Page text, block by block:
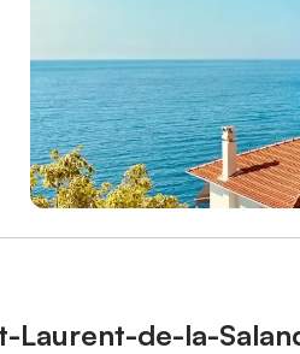
Laurent-de-la-